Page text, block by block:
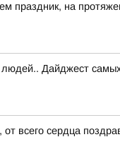
праздник, на
Дайджест самых
от всего сердца